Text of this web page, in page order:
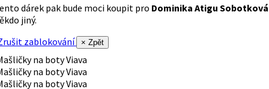
dárek pak bude moci koupit pro Dominika Atigu Sobotková
jiný.
zablokování
× Zpět